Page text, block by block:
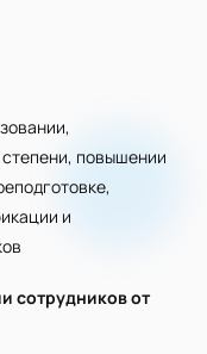
повышении
и
сотрудников от